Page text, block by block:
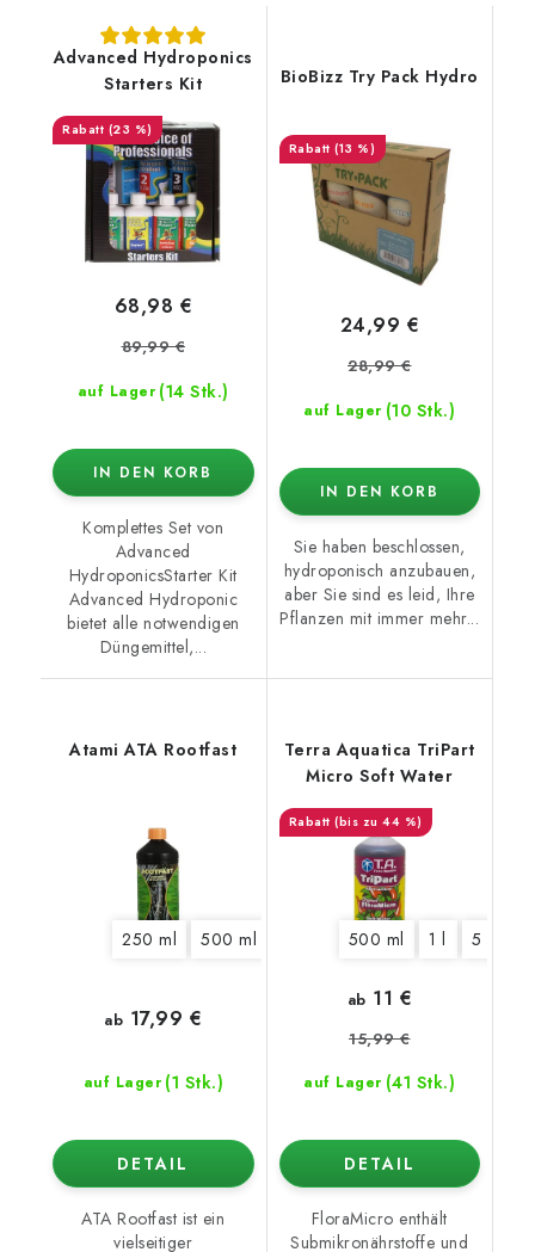
Advanced Hydroponics
Starters Kit
(23 %)
auf Lager (14 Stk.)
68,98 €
89,99 €
IN DEN KORB
Komplettes Set von
Advanced
HydroponicsStarter Kit
Advanced Hydroponic
bietet alle notwendigen
Düngemittel,...
BioBizz Try Pack Hydro
(13 %)
auf Lager (10 Stk.)
24,99 €
28,99 €
IN DEN KORB
Sie haben beschlossen,
hydroponisch anzubauen,
aber Sie sind es leid, Ihre
Pflanzen mit immer mehr...
Atami ATA Rootfast
250 ml 500 ml
auf Lager (1 Stk.)
ab 17,99 €
DETAIL
ATA Rootfast ist ein
vielseitiger
Terra Aquatica TriPart
Micro Soft Water
(bis zu 44 %)
500 ml 1 l 5 l
auf Lager (41 Stk.)
ab 11 €
15,99 €
DETAIL
FloraMicro enthält
Submikronährstoffe und